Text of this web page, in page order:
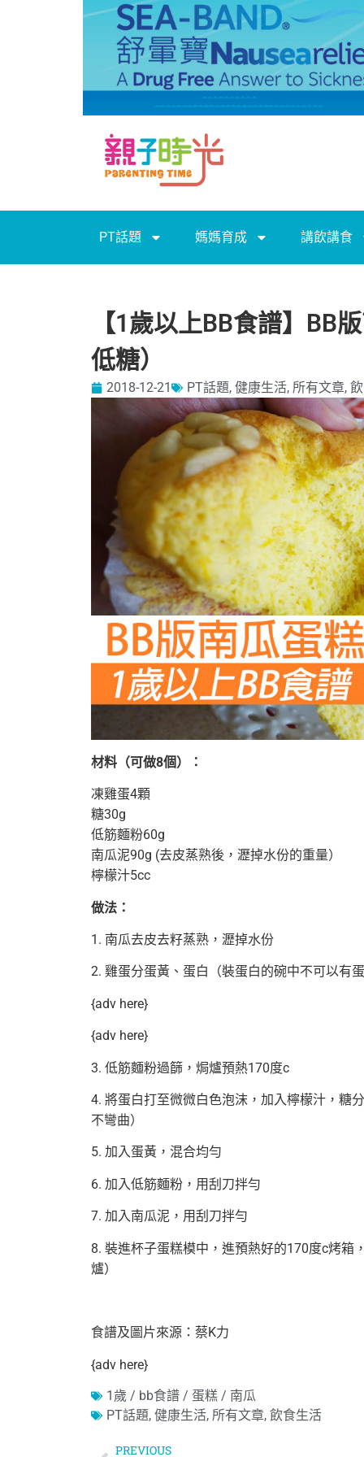
PT話題 媽媽育成 講飲講食
【1歲以上BB食譜】BB
低糖）
2018-12-21 PT話題, 健康生活, 所有文章,
材料（可做8個）：
凍雞蛋4顆
糖30g
低筋麵粉60g
南瓜泥90g (去皮蒸熟後，瀝掉水份的重量）
檸檬汁5cc
做法：
1. 南瓜去皮去籽蒸熟，瀝掉水份
2. 雞蛋分蛋黃、蛋白（裝蛋白的碗中不可以有
{adv here}
{adv here}
3. 低筋麵粉過篩，焗爐預熱170度c
4. 將蛋白打至微微白色泡沫，加入檸檬汁，糖
不彎曲）
5. 加入蛋黃，混合均勻
6. 加入低筋麵粉，用刮刀拌勻
7. 加入南瓜泥，用刮刀拌勻
8. 裝進杯子蛋糕模中，進預熱好的170度c烤
爐）
食譜及圖片來源：蔡K力
{adv here}
1歲 / bb食譜 / 蛋糕 / 南瓜
PT話題, 健康生活, 所有文章, 飲食生活
PREVIOUS